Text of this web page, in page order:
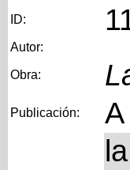
ID:
Autor:
Obra:
Publicación: